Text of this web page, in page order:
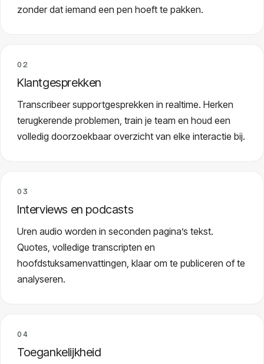
Inloggen
zonder dat iemand een pen hoeft te pakken.
02
Klantgesprekken
Transcribeer supportgesprekken in realtime. Herken
terugkerende problemen, train je team en houd een
volledig doorzoekbaar overzicht van elke interactie bij.
03
Interviews en podcasts
Uren audio worden in seconden pagina’s tekst.
Quotes, volledige transcripten en
hoofdstuksamenvattingen, klaar om te publiceren of te
analyseren.
04
Toegankelijkheid